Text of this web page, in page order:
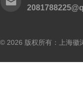
© 2026 版权所有：上海徽